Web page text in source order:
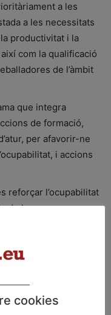
a les
a les necessitats
productivitat i la
com la qualificació
de l’àmbit
que integra
de formació,
per afavorir-ne
i accions
reforçar l’ocupabilitat
de les persones
en la Garantia
accions per a la
a la
cookies